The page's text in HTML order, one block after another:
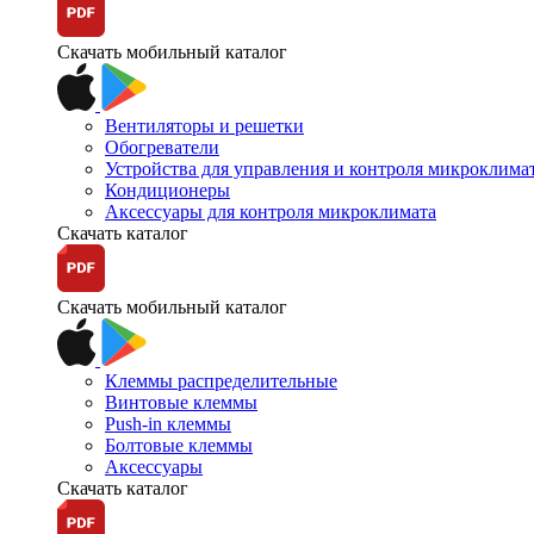
Скачать мобильный каталог
Вентиляторы и решетки
Обогреватели
Устройства для управления и контроля
Кондиционеры
Аксессуары для контроля микроклимата
Скачать каталог
Скачать мобильный каталог
Клеммы распределительные
Винтовые клеммы
Push-in клеммы
Болтовые клеммы
Аксессуары
Скачать каталог